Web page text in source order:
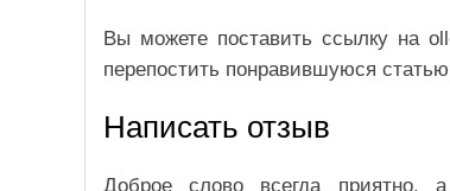
Вы можете поставить ссылку на
перепостить понравившуюся
Написать отзыв
Доброе слово всегда приятно,